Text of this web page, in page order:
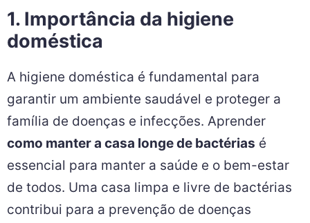
1. Importância da higiene
doméstica
A higiene doméstica é fundamental para
garantir um ambiente saudável e proteger a
família de doenças e infecções. Aprender
como manter a casa longe de bactérias é
essencial para manter a saúde e o bem-estar
de todos. Uma casa limpa e livre de bactérias
contribui para a prevenção de doenças